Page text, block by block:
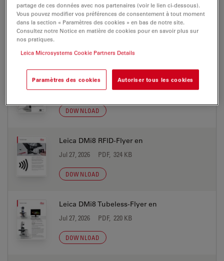
Leica DMi8 Koehler-Flyer en
Jul 27, 2026 PDF, 2 MB
Leica DMi8 LightPath-Flyer en
Jul 27, 2026 PDF, 328 KB
DOWNLOAD
Leica DMi8 RFID-Flyer en
Jul 27, 2026 PDF, 324 KB
DOWNLOAD
Leica DMi8 Tubeless-Flyer en
Jul 27, 2026 PDF, 220 KB
DOWNLOAD
partage de ces données avec nos partenaires (voir le lien ci-dessous).
Vous pouvez modifier vos préférences de consentement à tout moment
dans la section « Paramètres des cookies » en bas de notre site.
Consultez notre Notice en matière de cookies pour en savoir plus sur
nos pratiques.
Leica Microsystems Cookie Partners Details
Paramètres des cookies Autoriser tous les cookies